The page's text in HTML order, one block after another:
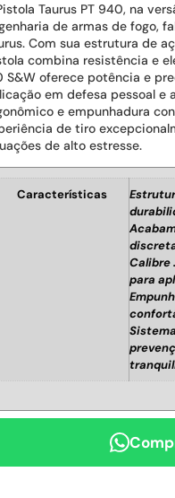
Taurus PT 940, na
de armas de fogo,
Com sua estrutura de
combina resistência e
S&W oferece potência e
em defesa pessoal e
e empunhadura
de tiro
de alto estresse.
Características
Calibre
para